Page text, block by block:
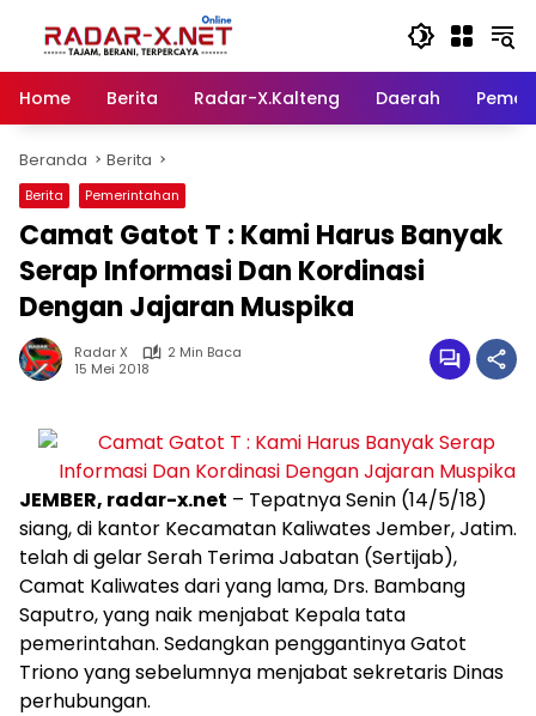
konten
Home
Berita Radar-X.Kalteng Daerah
Beranda Berita
Berita Pemerintahan
Camat Gatot T : Kami Harus Banyak
Serap Informasi Dan Kordinasi
Dengan Jajaran Muspika
Radar X
2 Min Baca
15 Mei 2018
JEMBER, radar-x.net – Tepatnya Senin (14/5/18)
siang, di kantor Kecamatan Kaliwates Jember, Jatim.
telah di gelar Serah Terima Jabatan (Sertijab),
Camat Kaliwates dari yang lama, Drs. Bambang
Saputro, yang naik menjabat Kepala tata
pemerintahan. Sedangkan penggantinya Gatot
Triono yang sebelumnya menjabat sekretaris Dinas
perhubungan.